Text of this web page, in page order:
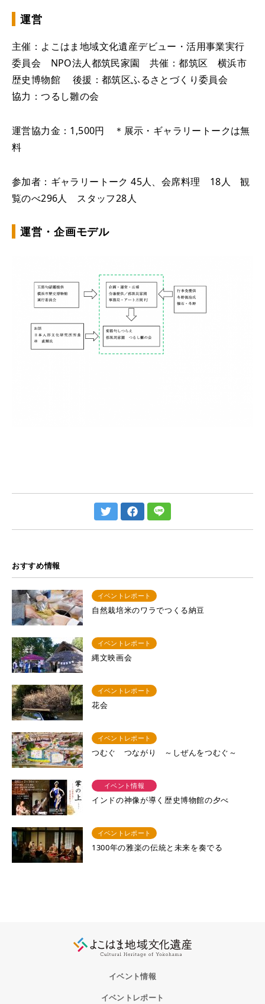
運営
主催：よこはま地域文化遺産デビュー・活用事業実行
委員会 NPO法人都筑民家園 共催：都筑区 横浜市
歴史博物館 後援：都筑区ふるさとづくり委員会
協力：つるし雛の会
運営協力金：1,500円 ＊展示・ギャラリートークは無
料
参加者：ギャラリートーク 45人、会席料理 18人 観
覧のべ296人 スタッフ28人
運営・企画モデル
おすすめ情報
イベントレポート
自然栽培米のワラでつくる納豆
イベントレポート
縄文映画会
イベントレポート
花会
イベントレポート
つむぐ つながり ～しぜんをつむぐ～
イベント情報
インドの神像が導く歴史博物館の夕べ
イベントレポート
1300年の雅楽の伝統と未来を奏でる
イベント情報
イベントレポート